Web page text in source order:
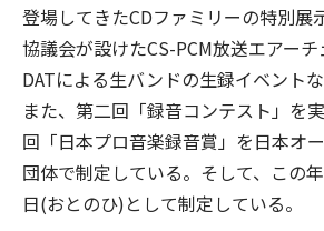
登場してきたCDファミリーの特別展
協議会が設けたCS-PCM放送エアーチ
DATによる生バンドの生録イベント
また、第二回「録音コンテスト」を
回「日本プロ音楽録音賞」を日本オ
団体で制定している。そして、この
日(おとのひ)として制定している。